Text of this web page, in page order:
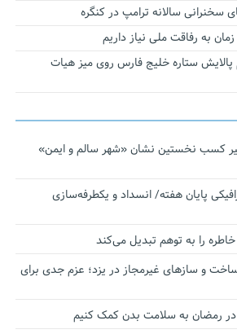
سالانه ترامپ در کنگره
به رفاقت ملی نیاز داریم
سهام پالایش ستاره خلیج فارس روی میز هیات
کسب نخستین نشان «شهر سالم و ایمن»
پایان هفته/ انسداد و یکطرفه‌سازی
را به توهم تبدیل می‌کند
و سازهای غیرمجاز در یزد؛ عزم جدی برای
رمضان به سلامت بدن کمک کنیم